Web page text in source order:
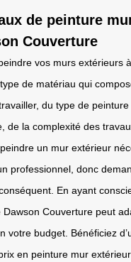
de peinture
Couverture
vos murs extérieurs
de matériau qui
du type de
de la complexité des
un mur extérieur
professionnel, donc
En ayant
Dawson Couverture peut
votre budget. Bénéficiez
en peinture mur